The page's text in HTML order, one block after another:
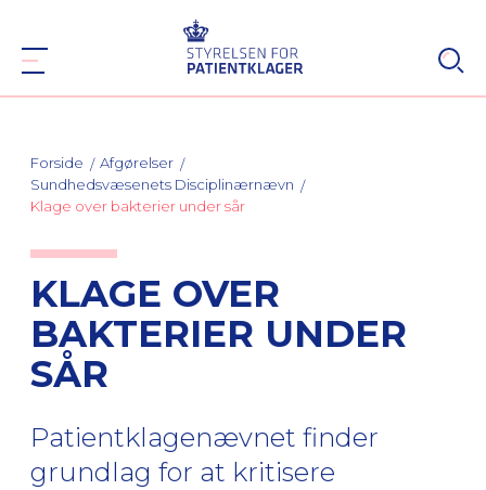
Forside
Afgørelser
Sundhedsvæsenets Disciplinærnævn
Klage over bakterier under sår
KLAGE OVER
BAKTERIER UNDER
SÅR
Patientklagenævnet finder
grundlag for at kritisere